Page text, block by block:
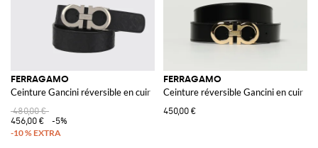
FERRAGAMO
Ceinture Gancini réversible en cuir
480,00 €
456,00 €
-5%
FERRAGAMO
Ceinture réversible Gancini en cuir
450,00 €